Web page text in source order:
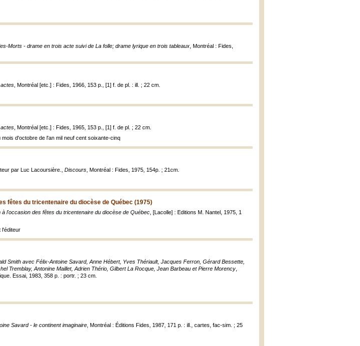
Morts - drame en trois acte suivi de La folle; drame lyrique en trois tableaux , Montréal : Fides,
, Montréal [etc.] : Fides, 1966, 153 p., [1] f. de pl. : ill. ; 22 cm.
, Montréal [etc.] : Fides, 1965, 153 p., [1] f. de pl. ; 22 cm.
d'octobre de l'an mil neuf cent soixante-cinq
par Luc Lacoursière., Discours , Montréal : Fides, 1975, 154p. ; 21cm.
fêtes du tricentenaire du diocèse de Québec (1975)
l'occasion des fêtes du tricentenaire du diocèse de Québec , [Lacolle] : Editions M. Nantel, 1975, 1
l'éditeur
Smith avec Félix-Antoine Savard, Anne Hébert, Yves Thériault, Jacques Ferron, Gérard Bessette,
Tremblay, Antonine Maillet, Adrien Thério, Gilbert La Rocque, Jean Barbeau et Pierre Morency
Essai, 1983, 358 p. : portr. ; 23 cm.
Savard - le continent imaginaire , Montréal : Éditions Fides, 1987, 171 p. : ill., cartes, fac-sim. ; 25